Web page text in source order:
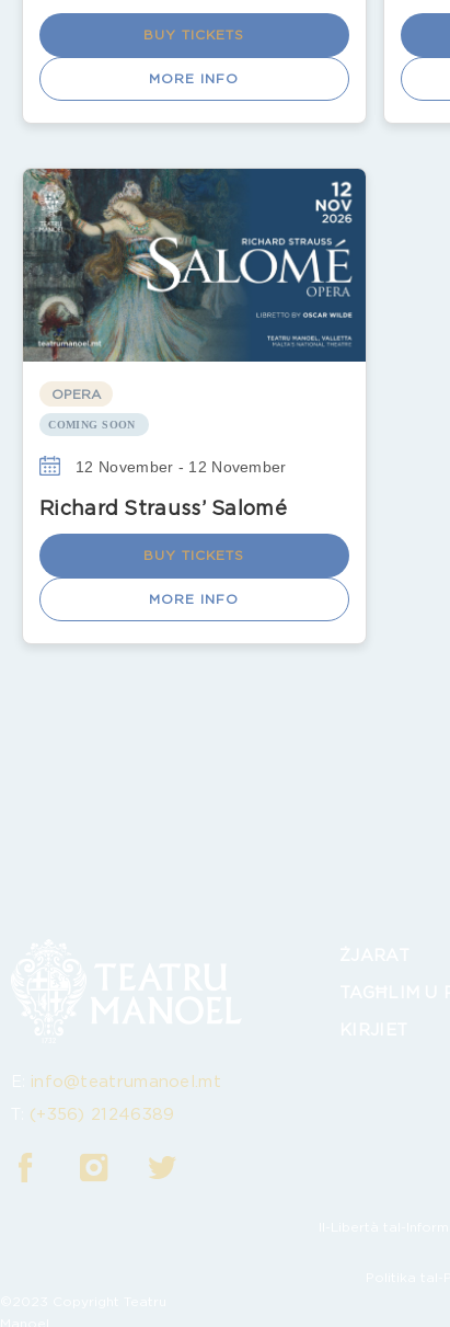
BUY TICKETS
MORE INFO
OPERA
COMING SOON
12 November - 12 November
Richard Strauss’ Salomé
BUY TICKETS
MORE INFO
info@teatrumanoel.mt
(+356) 21246389